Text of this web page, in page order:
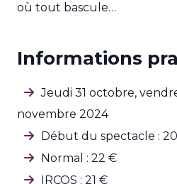
où tout bascule…
Informations
Jeudi 31 octobre,
novembre 2024
Début du spectacle :
Normal : 22 €
IRCOS : 21 €